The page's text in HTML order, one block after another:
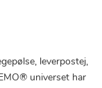
leverpostej,
universet har